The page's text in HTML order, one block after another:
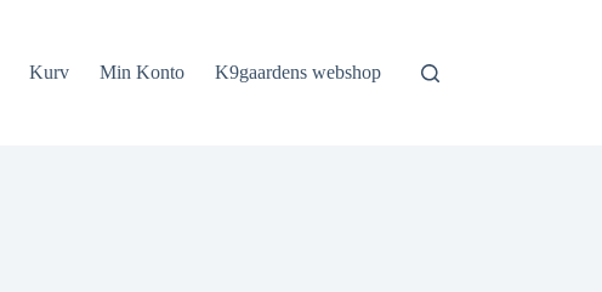
Kurv Min Konto K9gaardens webshop